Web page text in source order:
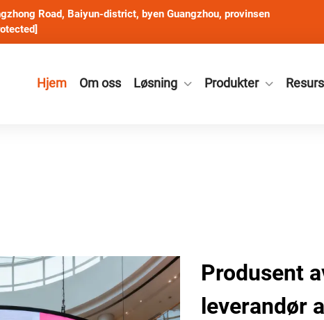
Road, Baiyun-district, byen Guangzhou, provinsen
Hjem Om oss Løsning Produkter Resurs
Produsent
leverandør